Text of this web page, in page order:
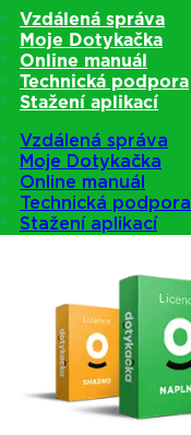
Vzdálená správa
Moje Dotykačka
Online manuál
Technická podpora
Stažení aplikací
Vzdálená správa
Moje Dotykačka
Online manuál
Technická podpora
Stažení aplikací
Nabídka pokladen